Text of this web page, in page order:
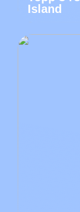
Island